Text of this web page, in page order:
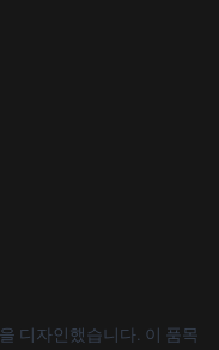
디자인했습니다. 이 품목